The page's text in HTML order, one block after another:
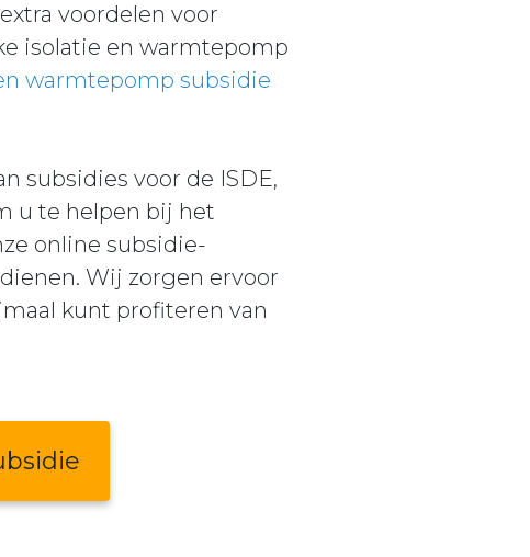
voordelen voor
isolatie en warmtepomp
warmtepomp subsidie
subsidies voor de ISDE,
u te helpen bij het
online subsidie-
Wij zorgen ervoor
kunt profiteren van